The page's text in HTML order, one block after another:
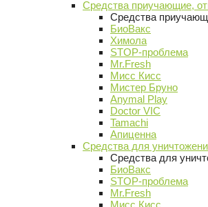
Средства приучающие,
Средства
БиоВакс
Химола
STOP-проблема
Mr.Fresh
Мисс Кисс
Мистер Бруно
Anymal Play
Doctor VIC
Tamachi
Апиценна
Средства для
Средства для
БиоВакс
STOP-проблема
Mr.Fresh
Мисс Кисс